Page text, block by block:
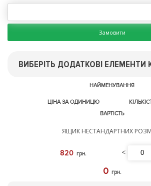
Замовити
ВИБЕРІТЬ ДОДАТКОВІ ЕЛЕМЕНТИ
НАЙМЕНУВАННЯ
ЦІНА ЗА ОДИНИЦЮ
ВАРТІСТЬ
ЯЩИК НЕСТАНДАРТНИХ
820 грн. <
0 грн.